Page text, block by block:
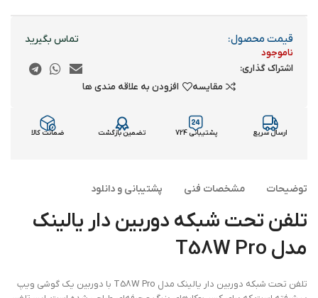
قیمت محصول:
ناموجود
اشتراک گذاری:
مقایسه
افزودن به علاقه مندی ها
ارسال سریع پشتیبانی 724 تضمین بازگشت ضمانت کالا
توضیحات مشخصات فنی پشتیبانی و دانلود
تلفن تحت شبکه دوربین دار یالینک
مدل T58W Pro
تلفن تحت شبکه دوربین دار یالینک مدل T58W Pro با دوربین یک گوشی ویپ